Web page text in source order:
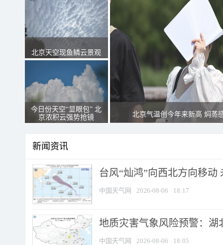
北京天空现鱼鳞云景观
今日份天空“显眼包” 北
京浓积云强势抢镜
北京气温创今年来新高 焖蒸
新闻资讯
台风“灿鸿”向西北方向移动
中国天气网 2026-08-06 18:17
地质灾害气象风险预警：湖
中国天气网 2026-08-06 18:05